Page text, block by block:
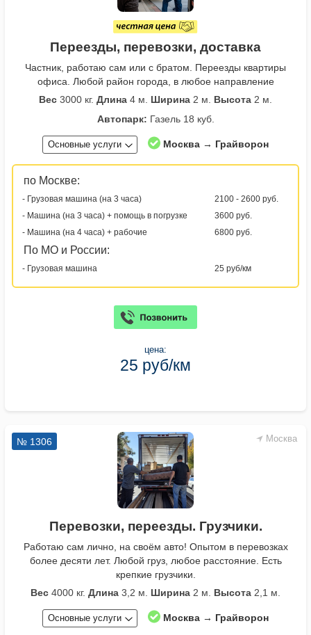
Переезды, перевозки, доставка
Частник, работаю сам или с братом. Переезды квартиры
офиса. Любой район города, в любое направление
Вес 3000 кг. Длина 4 м. Ширина 2 м. Высота 2 м.
Автопарк: Газель 18 куб.
Основные услуги Москва → Грайворон
по Москве:
- Грузовая машина (на 3 часа)
2100 - 2600 руб.
- Машина (на 3 часа) + помощь в погрузке
3600 руб.
- Машина (на 4 часа) + рабочие
6800 руб.
По МО и России:
- Грузовая машина 25 руб/км
цена:
25 руб/км
Москва
№ 1306
Перевозки, переезды. Грузчики.
Работаю сам лично, на своём авто! Опытом в перевозках
более десяти лет. Любой груз, любое расстояние. Есть
крепкие грузчики.
Вес 4000 кг. Длина 3,2 м. Ширина 2 м. Высота 2,1 м.
Основные услуги Москва → Грайворон